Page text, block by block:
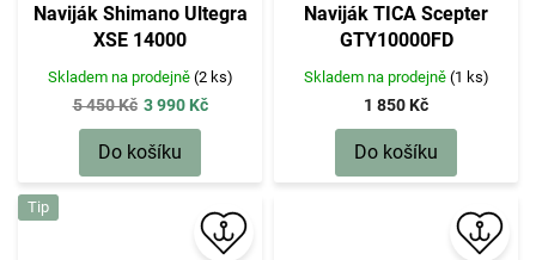
Naviják Shimano Ultegra
XSE 14000
Skladem na prodejně (2 ks)
5 450 Kč 3 990 Kč
Do košíku
Naviják TICA Scepter
GTY10000FD
Skladem na prodejně (1 ks)
1 850 Kč
Do košíku
Tip